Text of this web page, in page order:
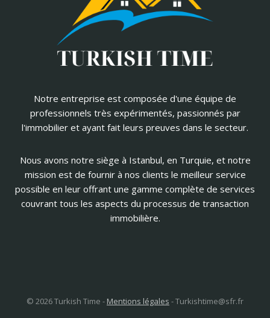
Notre entreprise est composée d'une équipe de
professionnels très expérimentés, passionnés par
l'immobilier et ayant fait leurs preuves dans le secteur.
Nous avons notre siège à Istanbul, en Turquie, et notre
mission est de fournir à nos clients le meilleur service
possible en leur offrant une gamme complète de services
couvrant tous les aspects du processus de transaction
immobilière.
© 2026 Turkish Time - Mentions légales -Turkishtime@sfr.fr